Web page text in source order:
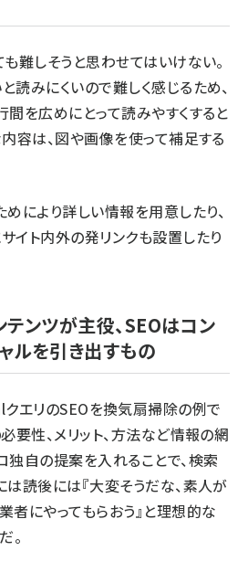
も難しそうと思わせてはいけない。
読みにくいので難しく感じるため、
間を広めにとって読みやすくすると
内容は、図や画像を使って補足する
めにより詳しい情報を用意したり、
イト内外の発リンクも設置したり
テンツが主役、SEOはコン
ルを引き出すもの
エリのSEOを換気扇掃除の例で
要性、メリット、方法など情報の網
独自の提案を入れることで、検索
は読後には『大変そうだな、素人が
者にやってもらおう』と理想的な
。